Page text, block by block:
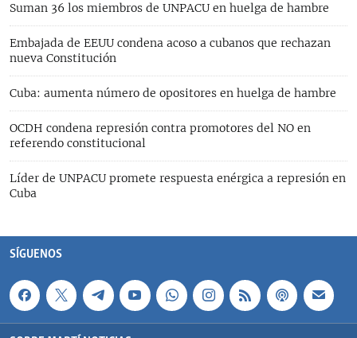
Suman 36 los miembros de UNPACU en huelga de hambre
Embajada de EEUU condena acoso a cubanos que rechazan
nueva Constitución
Cuba: aumenta número de opositores en huelga de hambre
OCDH condena represión contra promotores del NO en
referendo constitucional
Líder de UNPACU promete respuesta enérgica a represión en
Cuba
SÍGUENOS